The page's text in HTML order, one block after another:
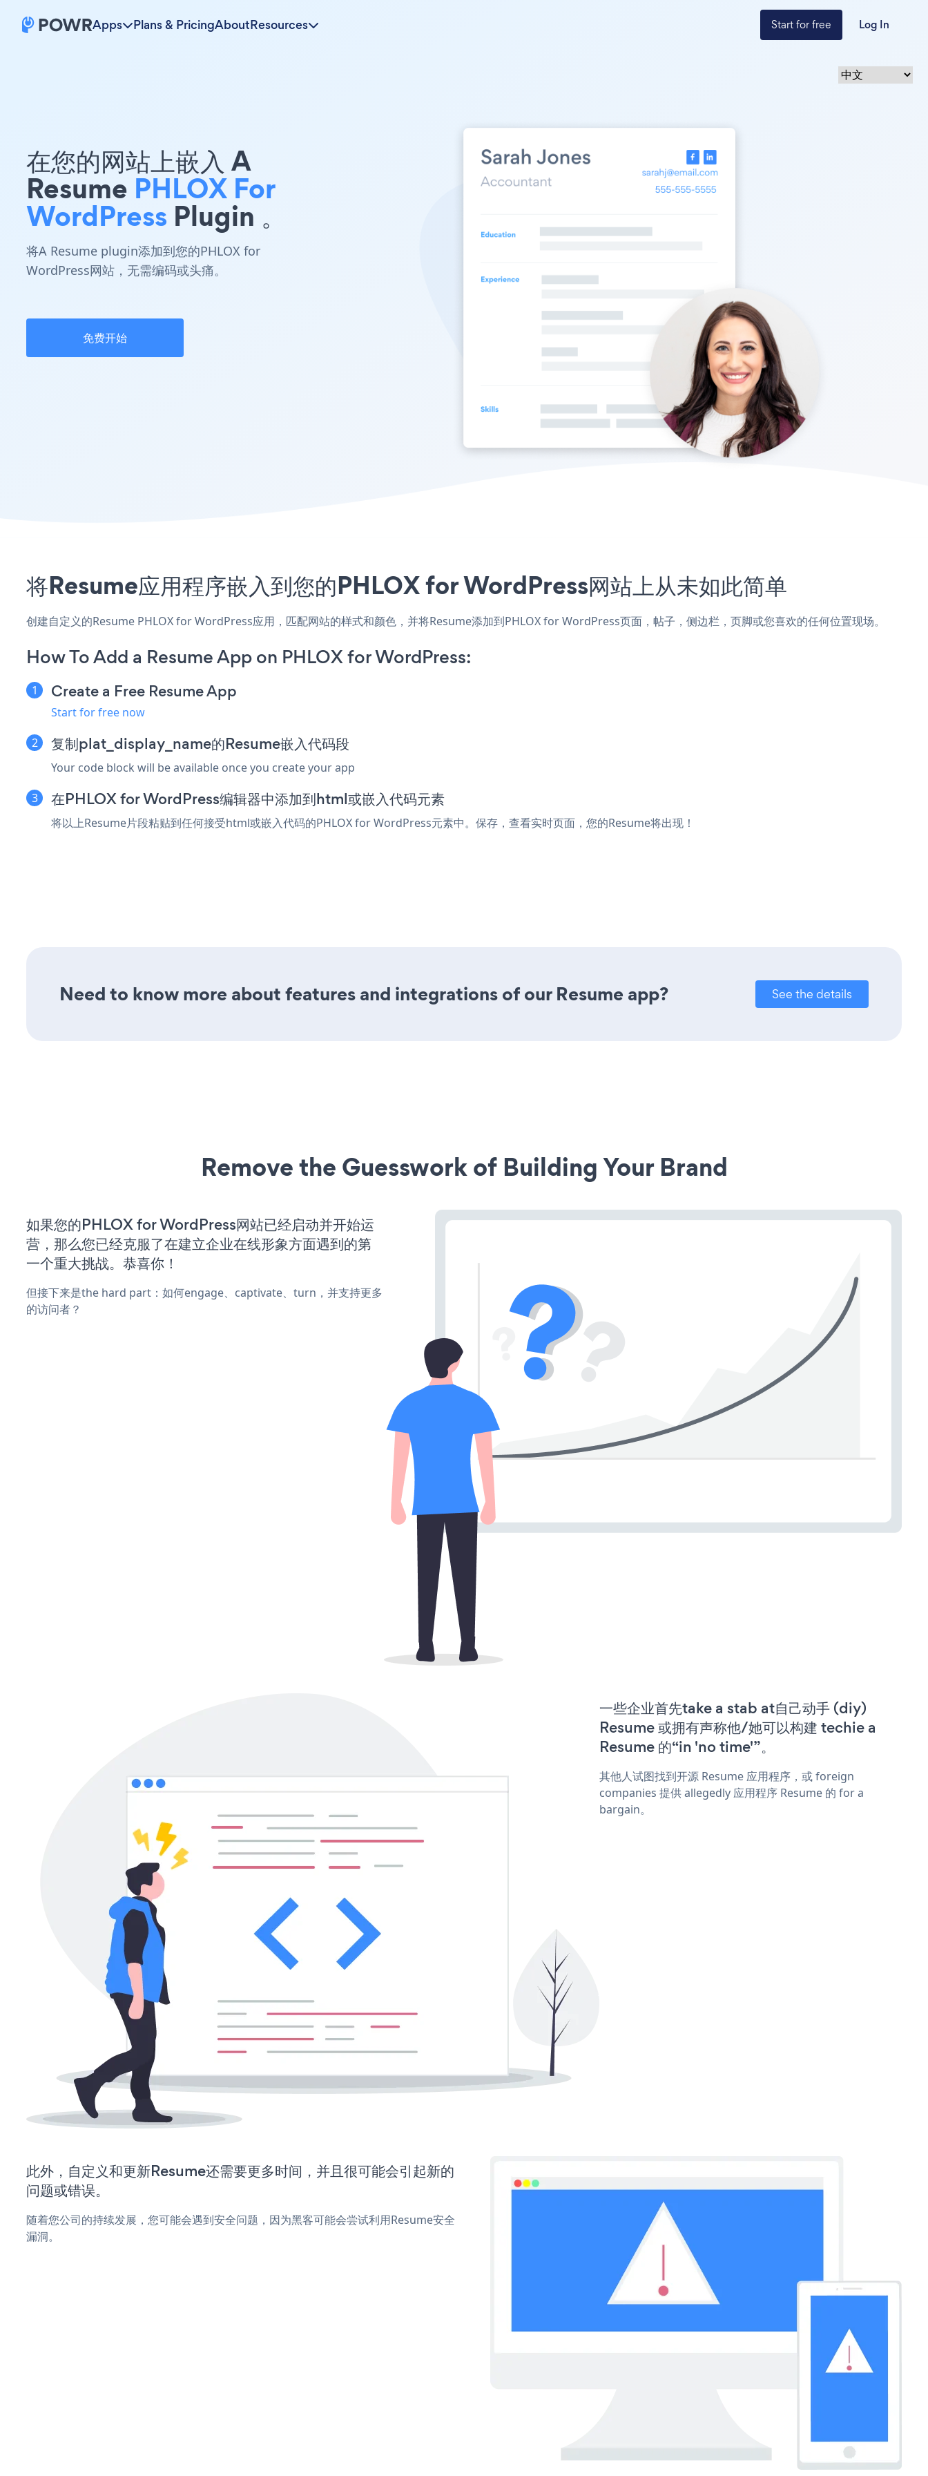
Apps Plans & PricingAboutResources Start for free Log In
在您的网站上嵌入 A
Resume PHLOX For
WordPress Plugin 。
将A Resume plugin添加到您的PHLOX for
WordPress网站，无需编码或头痛。
免费开始
将Resume应用程序嵌入到您的PHLOX for WordPress网站上从未如此简单
创建自定义的Resume PHLOX for WordPress应用，匹配网站的样式和颜色，并将Resume添加到PHLOX for WordPress页面，帖子，侧边栏，页脚或您喜欢的任何位置现场。
How To Add a Resume App on PHLOX for WordPress:
Create a Free Resume App
Start for free now
复制plat_display_name的Resume嵌入代码段
Your code block will be available once you create your app
在PHLOX for WordPress编辑器中添加到html或嵌入代码元素
将以上Resume片段粘贴到任何接受html或嵌入代码的PHLOX for WordPress元素中。保存，查看实时页面，您的Resume将出现！
Need to know more about features and integrations of our Resume app? See the details
Remove the Guesswork of Building Your Brand
如果您的PHLOX for WordPress网站已经启动并开始运
营，那么您已经克服了在建立企业在线形象方面遇到的第
一个重大挑战。恭喜你！
但接下来是the hard part：如何engage、captivate、turn，并支持更多
的访问者？
一些企业首先take a stab at自己动手 (diy)
Resume 或拥有声称他/她可以构建 techie a
Resume 的“in 'no time'”。
其他人试图找到开源 Resume 应用程序，或 foreign
companies 提供 allegedly 应用程序 Resume 的 for a
bargain。
此外，自定义和更新Resume还需要更多时间，并且很可能会引起新的
问题或错误。
随着您公司的持续发展，您可能会遇到安全问题，因为黑客可能会尝试利用Resume安全
漏洞。